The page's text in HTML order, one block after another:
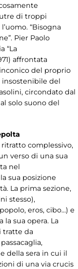
di troppi
“Bisogna
Pier Paolo
“La
affrontata
del proprio
insostenibile del
circondato dal
solo suono del
ritratto complessivo,
verso di una sua
nel
sua posizione
La prima sezione,
stesso),
eros, cibo…) e
sua opera. La
tratte da
della sera in cui il
di una via crucis